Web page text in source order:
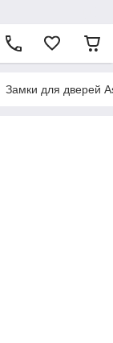
Замки для дверей